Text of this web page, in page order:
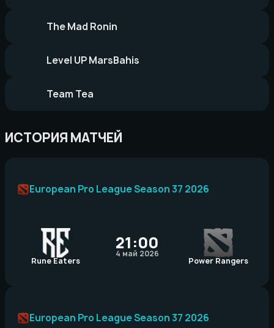
The Mad Ronin
Level UP MarsBahis
Team Tea
ИСТОРИЯ МАТЧЕЙ
Rune Eaters
21:00
4 май 2026
Power Rangers
European Pro League Season 37 2026
European Pro League Season 37 2026